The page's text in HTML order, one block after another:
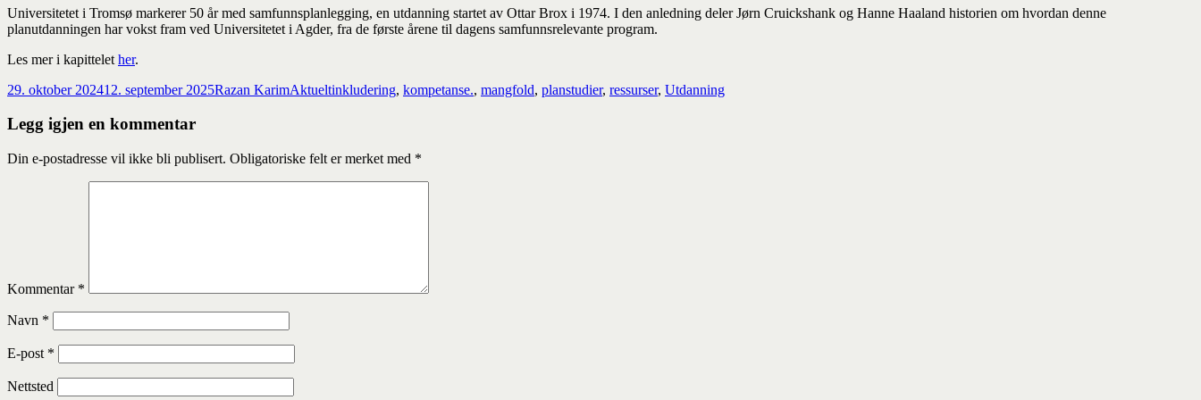
Universitetet i Tromsø markerer 50 år med samfunnsplanlegging, en utdanning startet av Ottar Brox i 1974. I den anledning deler Jørn Cruickshank og Hanne Haaland historien om hvordan denne
planutdanningen har vokst fram ved Universitetet i Agder, fra de første årene til dagens samfunnsrelevante program.
Les mer i kapittelet her.
Publisert
29. oktober 202412. september 2025Forfatter
Razan KarimKategorier
AktueltStikkord
inkludering, kompetanse., mangfold, planstudier, ressurser, Utdanning
Legg igjen en kommentar
Din e-postadresse vil ikke bli publisert. Obligatoriske felt er merket med *
Kommentar *
Navn *
E-post *
Nettsted